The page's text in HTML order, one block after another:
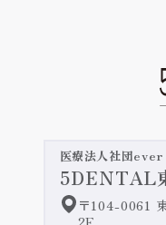
前歯のセラミック
奥歯のセラミッ
嚙み合わせ・顎関
インプラント治療
歯を真っ白にしたい
医療法人社団ever
5DENTAL
〒104-0061